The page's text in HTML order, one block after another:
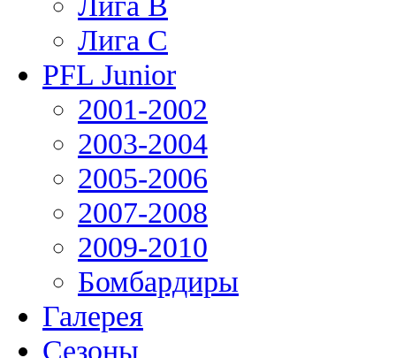
Лига С
PFL Junior
2001-2002
2003-2004
2005-2006
2007-2008
2009-2010
Бомбардиры
Галерея
Сезоны